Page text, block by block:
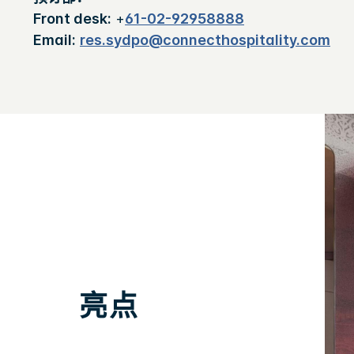
Front desk: +61-02-92958888
Email: res.sydpo@connecthospitality.com
亮点